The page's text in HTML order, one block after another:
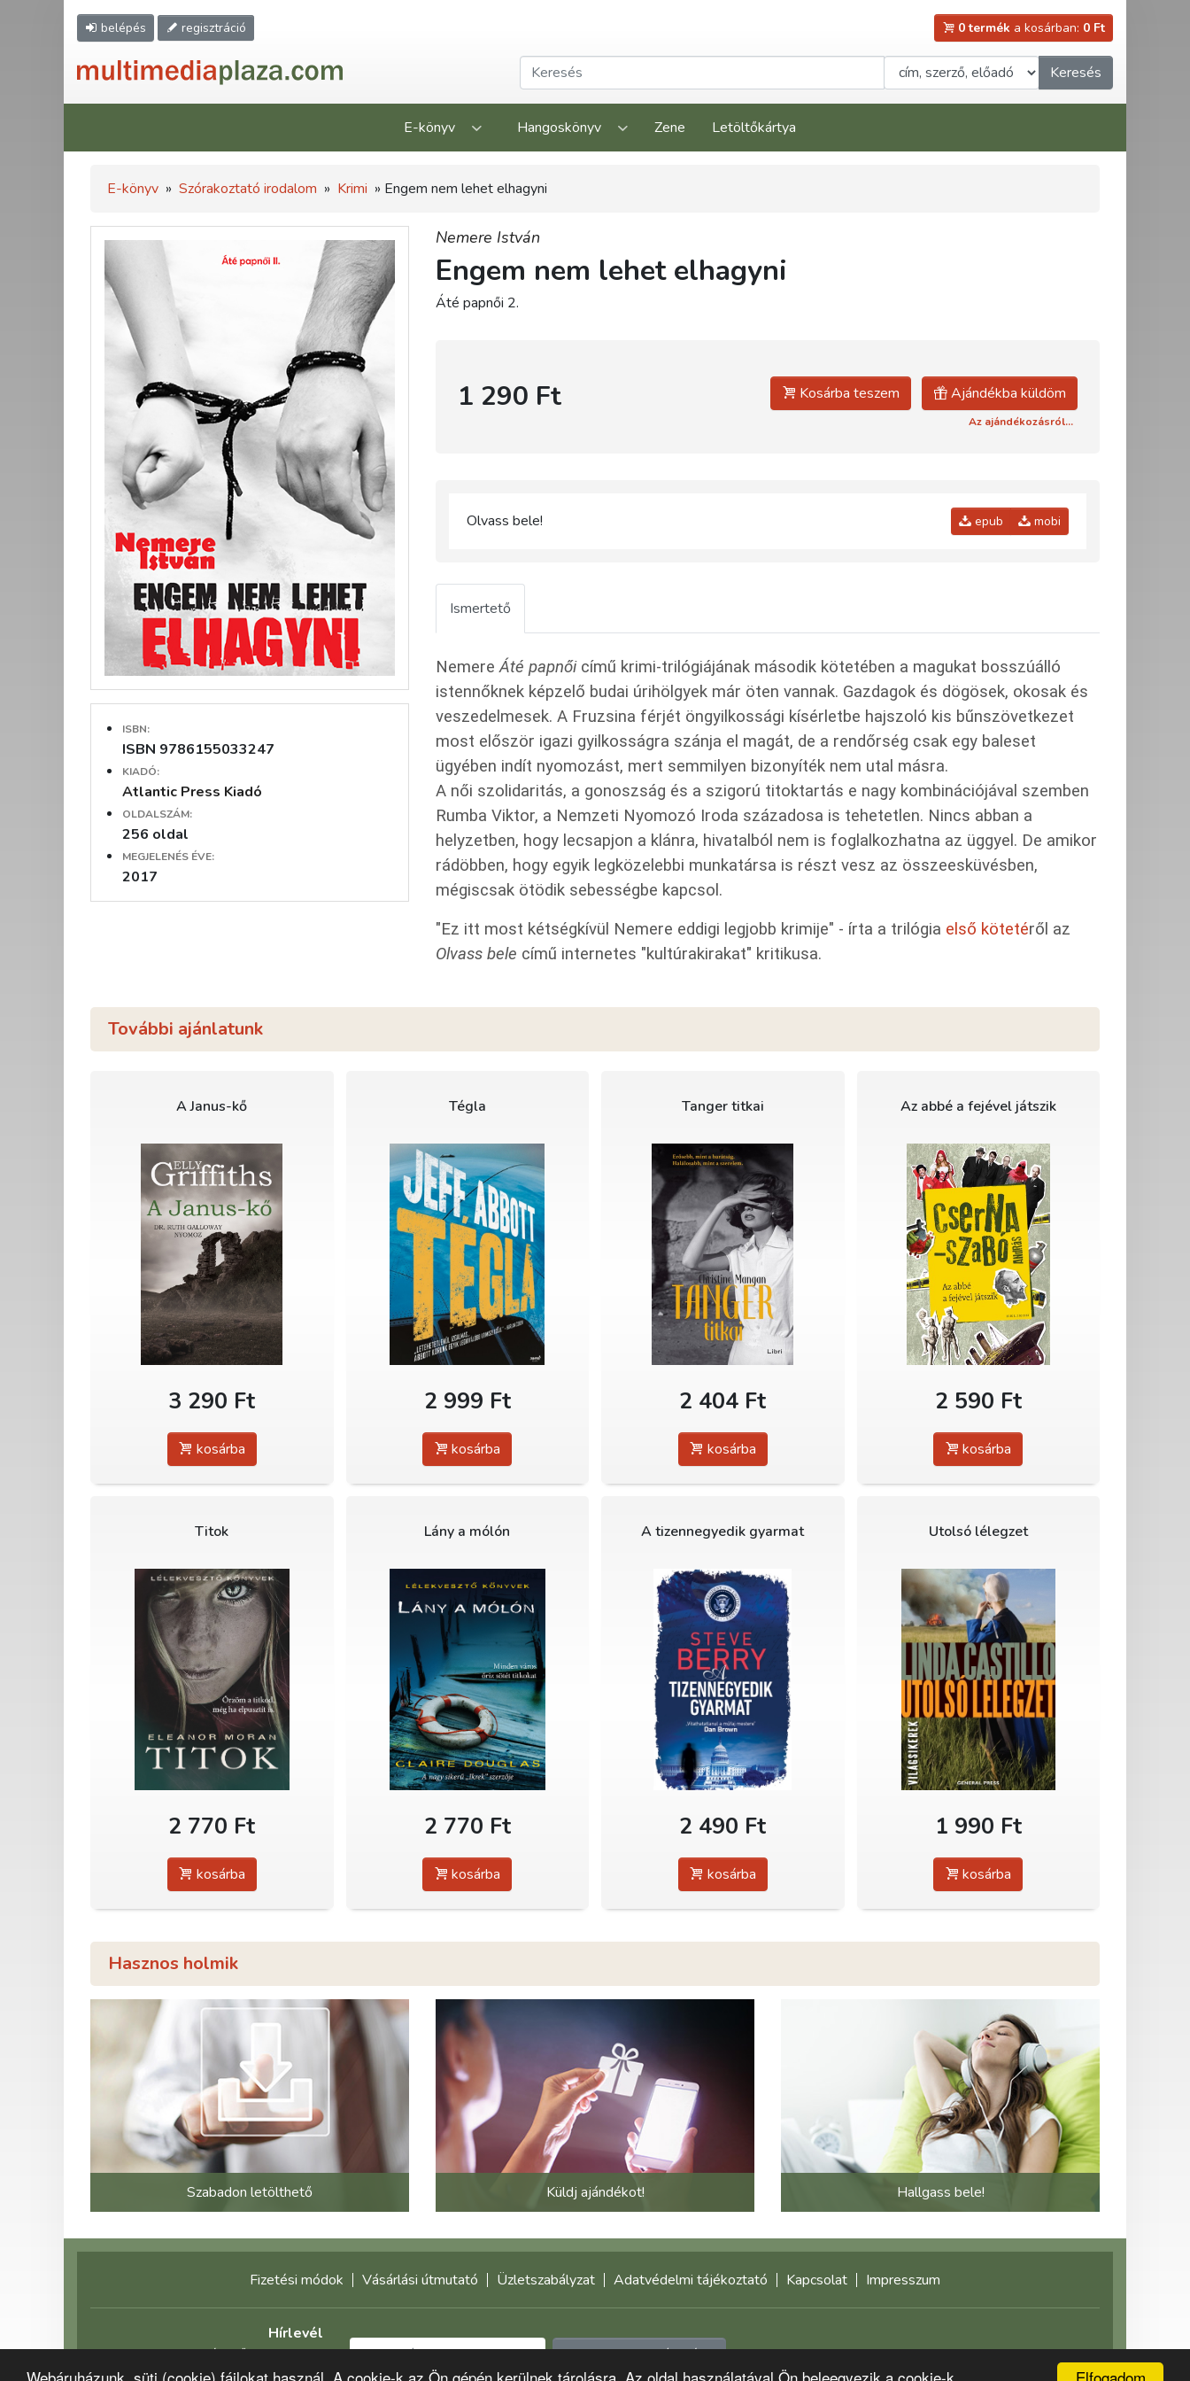
Elfogadom
belépés regisztráció 0 termék a kosárban: 0 Ft
Keresés
E-könyv Hangoskönyv Zene Letöltőkártya
E-könyv » Szórakoztató irodalom » Krimi » Engem nem lehet elhagyni
ISBN:
ISBN 9786155033247
KIADÓ:
Atlantic Press Kiadó
OLDALSZÁM:
256 oldal
MEGJELENÉS ÉVE:
2017
Nemere István
Engem nem lehet elhagyni
Áté papnői 2.
1 290 Ft Kosárba teszem Ajándékba küldöm
Az ajándékozásról...
Olvass bele! epub mobi
Ismertető
NemereÁté papnőicímű krimi-trilógiájának második kötetében a magukat bosszúálló
istennőknek képzelő budai úrihölgyek már öten vannak. Gazdagok és dögösek, okosak és
veszedelmesek. A Fruzsina férjét öngyilkossági kísérletbe hajszoló kis bűnszövetkezet
most először igazi gyilkosságra szánja el magát, de a rendőrség csak egy baleset
ügyében indít nyomozást, mert semmilyen bizonyíték nem utal másra.
A női szolidaritás, a gonoszság és a szigorú titoktartás e nagy kombinációjával szemben
Rumba Viktor, a Nemzeti Nyomozó Iroda századosa is tehetetlen. Nincs abban a
helyzetben, hogy lecsapjon a klánra, hivatalból nem is foglalkozhatna az üggyel. De amikor
rádöbben, hogy egyik legközelebbi munkatársa is részt vesz az összeesküvésben,
mégiscsak ötödik sebességbe kapcsol.
"Ez itt most kétségkívül Nemere eddigi legjobb krimije" - írta a trilógia első kötetéről az
Olvass bele című internetes "kultúrakirakat" kritikusa.
További ajánlatunk
A Janus-kő
3 290 Ft
kosárba
Tégla
2 999 Ft
kosárba
Tanger titkai
2 404 Ft
kosárba
Az abbé a fejével játszik
2 590 Ft
kosárba
Titok
2 770 Ft
kosárba
Lány a mólón
2 770 Ft
kosárba
A tizennegyedik gyarmat
2 490 Ft
kosárba
Utolsó lélegzet
1 990 Ft
kosárba
Hasznos holmik
Szabadon letölthető Küldj ajándékot! Hallgass bele!
Fizetési módok Vásárlási útmutató Üzletszabályzat Adatvédelmi tájékoztató Kapcsolat Impresszum
Hírlevél
Feliratkozás előtt olvassa el
adatvédelmi tájékoztatónkat!
Feliratkozom a hírlevélre ©2021 multimediaplaza.com